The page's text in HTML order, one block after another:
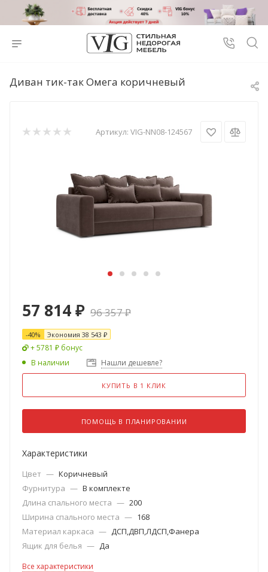
Диван тик-так Омега коричневый
Артикул: VIG-NN08-124567
57 814₽ 96 357₽
-40% Экономия 38 543 ₽
+ 5781 ₽ бонус
В наличии
Нашли дешевле?
КУПИТЬ В 1 КЛИК
ПОМОЩЬ В ПЛАНИРОВАНИИ
Характеристики
Цвет — Коричневый
Фурнитура — В комплекте
Длина спального места — 200
Ширина спального места — 168
Материал каркаса — ДСП,ДВП,ЛДСП,Фанера
Ящик для белья — Да
Все характеристики